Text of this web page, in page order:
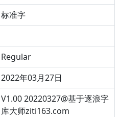
标准字
Regular
2022年03月27日
V1.00 20220327@基于逐浪字
库大师ziti163.com